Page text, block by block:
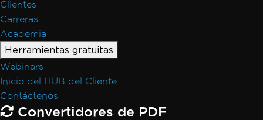
Clientes
Carreras
Academia
Herramientas gratuitas
Webinars
Inicio del HUB del Cliente
Contáctenos
Convertidores de PDF